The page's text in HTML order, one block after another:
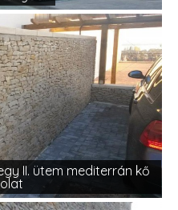
II. ütem mediterrán kő